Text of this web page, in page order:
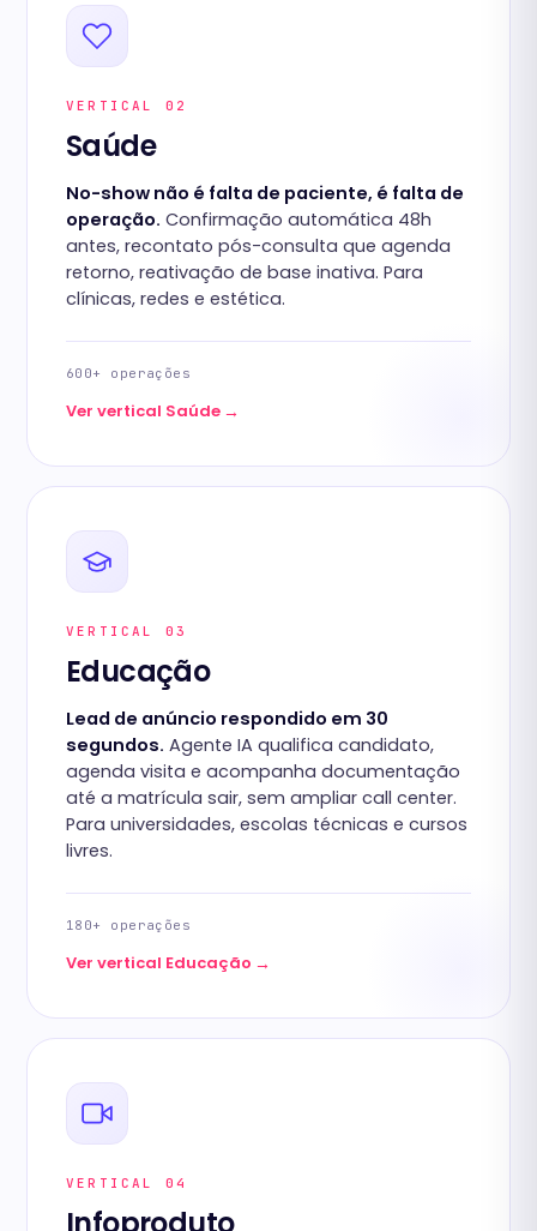
VERTICAL 02
Saúde
No-show não é falta de paciente, é falta de
operação. Confirmação automática 48h
antes, recontato pós-consulta que agenda
retorno, reativação de base inativa. Para
clínicas, redes e estética.
600+ operações
Ver vertical Saúde →
VERTICAL 03
Educação
Lead de anúncio respondido em 30
segundos. Agente IA qualifica candidato,
agenda visita e acompanha documentação
até a matrícula sair, sem ampliar call center.
Para universidades, escolas técnicas e cursos
livres.
180+ operações
Ver vertical Educação →
VERTICAL 04